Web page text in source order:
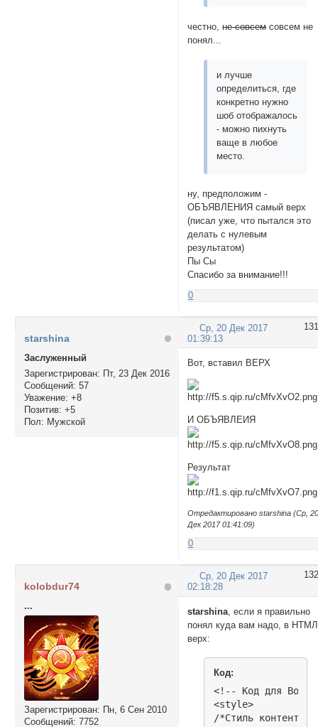
честно,не совсемсовсем не
понял...
и лучше
определиться, где
конкретно нужно
шоб отображалось
- можно пихнуть
ваще в любое
место.
ну, предположим -
ОБЪЯВЛЕНИЯ самый верх
(писал уже, что пытался это
делать с нулевым
результатом)
Пы Сы
Спасибо за внимание!!!
0
131
Ср, 20 Дек 2017
01:39:13
starshina
Заслуженный
Зарегистрирован: Пт, 23 Дек 2016
Сообщений: 57
Уважение: +8
Позитив: +5
Пол: Мужской
Вот, вставил ВЕРХ
И ОБЪЯВЛЕИЯ
Результат
Отредактировано starshina (Ср,
Дек 2017 01:41:09)
0
132
Ср, 20 Дек 2017
02:18:28
kolobdur74
...
Зарегистрирован: Пн, 6 Сен 2010
Сообщений: 7752
starshina , если я правильно
понял куда вам надо, в НТМЛ
верх:
Код:
<!-- Код для
<style>
/*Cтиль контента*/